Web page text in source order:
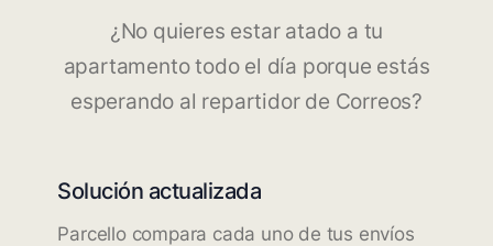
¿No quieres estar atado a tu
apartamento todo el día porque estás
esperando al repartidor de Correos?
Solución actualizada
Parcello compara cada uno de tus envíos